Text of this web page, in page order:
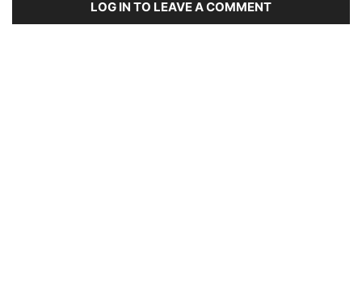
LOG IN TO LEAVE A COMMENT